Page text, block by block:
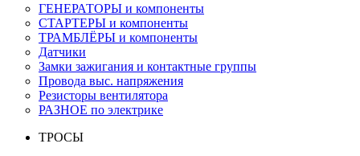
ГЕНЕРАТОРЫ и компоненты
СТАРТЕРЫ и компоненты
ТРАМБЛЁРЫ и компоненты
Датчики
Замки зажигания и контактные группы
Провода выс. напряжения
Резисторы вентилятора
РАЗНОЕ по электрике
ТРОСЫ